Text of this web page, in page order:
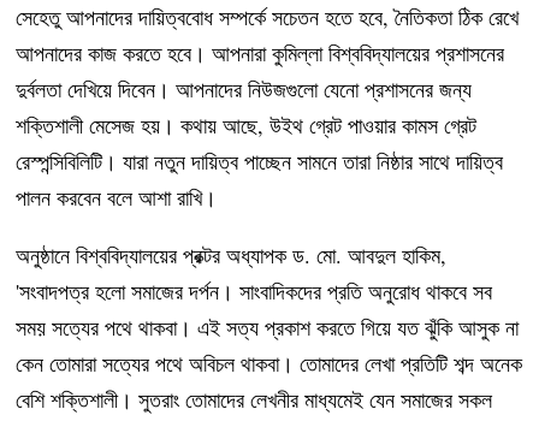
সেহেতু আপনাদের দায়িত্ববোধ সম্পর্কে সচেতন হতে হবে, নৈতিকতা ঠিক রেখে
আপনাদের কাজ করতে হবে। আপনারা কুমিল্লা বিশ্ববিদ্যালয়ের প্রশাসনের
দুর্বলতা দেখিয়ে দিবেন। আপনাদের নিউজগুলো যেনো প্রশাসনের জন্য
শক্তিশালী মেসেজ হয়। কথায় আছে, উইথ গ্রেট পাওয়ার কামস গ্রেট
রেস্পন্সিবিলিটি। যারা নতুন দায়িত্ব পাচ্ছেন সামনে তারা নিষ্ঠার সাথে দায়িত্ব
পালন করবেন বলে আশা রাখি।
অনুষ্ঠানে বিশ্ববিদ্যালয়ের প্রক্টর অধ্যাপক ড. মো. আবদুল হাকিম,
'সংবাদপত্র হলো সমাজের দর্পন। সাংবাদিকদের প্রতি অনুরোধ থাকবে সব
সময় সত্যের পথে থাকবা। এই সত্য প্রকাশ করতে গিয়ে যত ঝুঁকি আসুক না
কেন তোমারা সত্যের পথে অবিচল থাকবা। তোমাদের লেখা প্রতিটি শব্দ অনেক
বেশি শক্তিশালী। সুতরাং তোমাদের লেখনীর মাধ্যমেই যেন সমাজের সকল